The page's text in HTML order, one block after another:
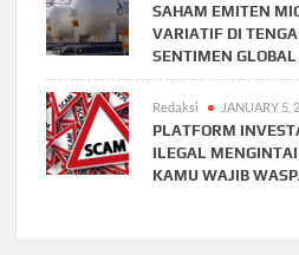
SAHAM EMITEN
VARIATIF DI
SENTIMEN GLOBAL
Redaksi JANUARY 5,
PLATFORM
ILEGAL
KAMU WAJIB